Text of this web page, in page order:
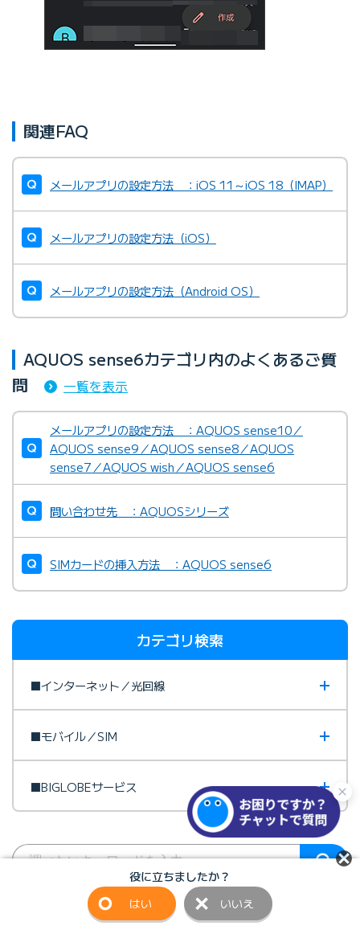
役に立ちましたか？
はい
いいえ
関連FAQ
メールアプリの設定方法 ：iOS 11～iOS 18（IMAP）
メールアプリの設定方法（iOS）
メールアプリの設定方法（Android OS）
AQUOS sense6カテゴリ内のよくあるご質
問
一覧を表示
メールアプリの設定方法 ：AQUOS sense10／
AQUOS sense9／AQUOS sense8／AQUOS
sense7／AQUOS wish／AQUOS sense6
問い合わせ先 ：AQUOSシリーズ
SIMカードの挿入方法 ：AQUOS sense6
カテゴリ検索
■インターネット／光回線
■モバイル／SIM
■BIGLOBEサービス